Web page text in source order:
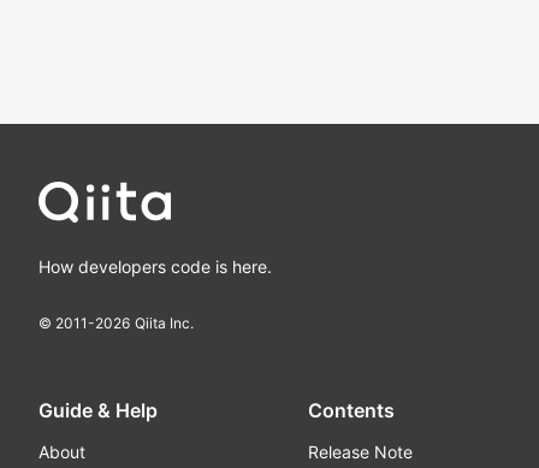
How developers code is here.
© 2011-2026 Qiita Inc.
Guide & Help
About
Contents
Release Note